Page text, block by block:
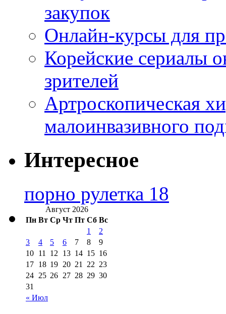
закупок
Онлайн-курсы для
Корейские сериалы
зрителей
Артроскопическая
малоинвазивного
Интересное
порно рулетка 18
Август 2026
Пн Вт Ср Чт Пт Сб Вс
« Июл
1
2
3
4 5 6 7 8
9
10 11 12 13 14 15 16
17 18 19 20 21 22 23
24 25 26 27 28 29 30
31